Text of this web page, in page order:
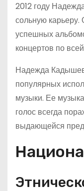
2012 году
сольную карьеру.
успешных
концертов по
Надежда
популярных
музыки. Ее
голос всегда
выдающейся